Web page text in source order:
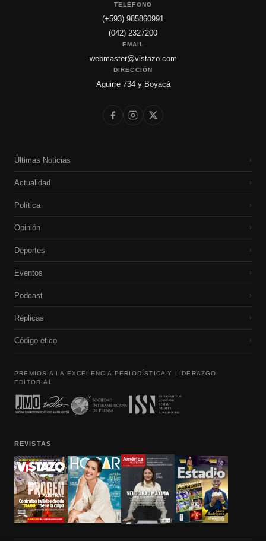
TELÉFONO
(+593) 985860991
(042) 2327200
EMAIL
webmaster@vistazo.com
DIRECCIÓN
Aguirre 734 y Boyacá
Últimas Noticias ›
Actualidad ›
Política ›
Opinión ›
Deportes ›
Eventos ›
Podcast ›
Réplicas ›
Código etico ›
PREMIOS A LA EXCELENCIA PERIODÍSTICA Y LIDERAZGO
EDITORIAL
REVISTAS